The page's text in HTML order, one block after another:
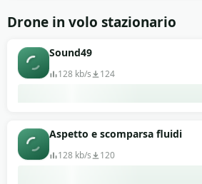
Drone in volo stazionario
Sound49
128 kb/s 124
Aspetto e scomparsa fluidi
128 kb/s 120